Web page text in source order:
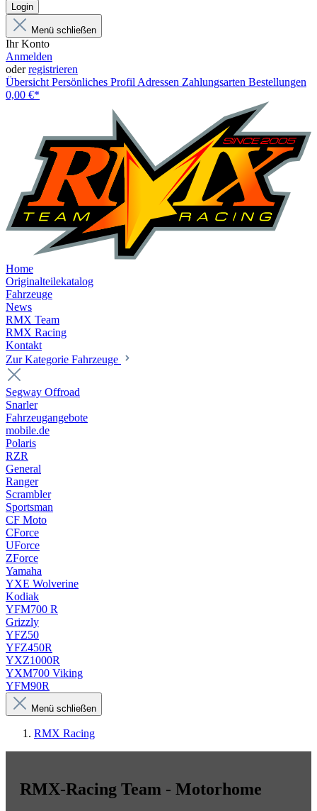
Login
Menü schließen
Ihr Konto
Anmelden
oderregistrieren
Übersicht Persönliches Profil Adressen Zahlungsarten Bestellungen
0,00 €*
Home
Originalteilekatalog
Fahrzeuge
News
RMX Team
RMX Racing
Kontakt
Zur Kategorie Fahrzeuge
Segway Offroad
Snarler
Fahrzeugangebote
mobile.de
Polaris
RZR
General
Ranger
Scrambler
Sportsman
CF Moto
CForce
UForce
ZForce
Yamaha
YXE Wolverine
Kodiak
YFM700 R
Grizzly
YFZ50
YFZ450R
YXZ1000R
YXM700 Viking
YFM90R
Menü schließen
RMX Racing
RMX-Racing Team - Motorhome